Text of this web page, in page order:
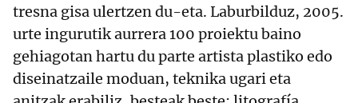
tresna gisa ulertzen du-eta. Laburbilduz, 2005.
urte ingurutik aurrera 100 proiektu baino
gehiagotan hartu du parte artista plastiko edo
diseinatzaile moduan, teknika ugari eta